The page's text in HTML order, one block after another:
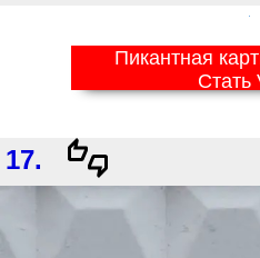
Пикантная
Стать
17.